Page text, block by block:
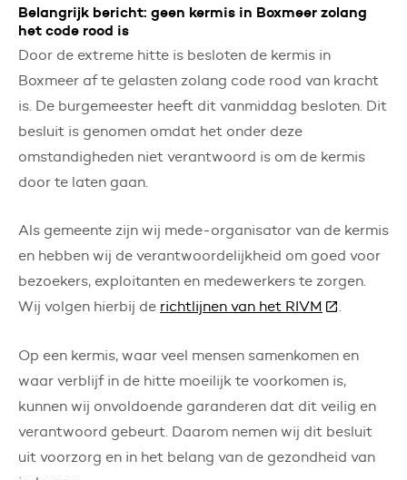
Belangrijk bericht: geen kermis in Boxmeer zolang
het code rood is
Door de extreme hitte is besloten de kermis in
Boxmeer af te gelasten zolang code rood van kracht
is. De burgemeester heeft dit vanmiddag besloten. Dit
besluit is genomen omdat het onder deze
omstandigheden niet verantwoord is om de kermis
door te laten gaan.
Als gemeente zijn wij mede-organisator van de kermis
en hebben wij de verantwoordelijkheid om goed voor
bezoekers, exploitanten en medewerkers te zorgen.
Wij volgen hierbij de richtlijnen van het RIVM (Deze link
.
Op een kermis, waar veel mensen samenkomen en
waar verblijf in de hitte moeilijk te voorkomen is,
kunnen wij onvoldoende garanderen dat dit veilig en
verantwoord gebeurt. Daarom nemen wij dit besluit
uit voorzorg en in het belang van de gezondheid van